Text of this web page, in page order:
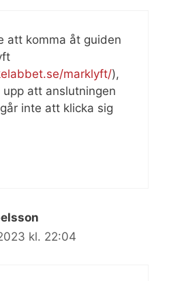
att komma åt guiden
marklyft/),
att anslutningen
inte att klicka sig
kl. 22:04